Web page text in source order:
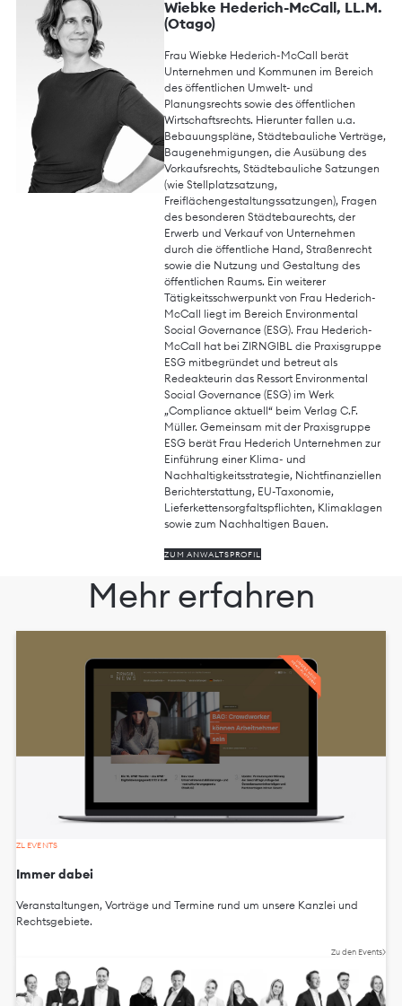
Wiebke Hederich-McCall, LL.M.
(Otago)
Frau Wiebke Hederich-McCall berät
Unternehmen und Kommunen im Bereich
des öffentlichen Umwelt- und
Planungsrechts sowie des öffentlichen
Wirtschaftsrechts. Hierunter fallen u.a.
Bebauungspläne, Städtebauliche Verträge,
Baugenehmigungen, die Ausübung des
Vorkaufsrechts, Städtebauliche Satzungen
(wie Stellplatzsatzung,
Freiflächengestaltungssatzungen), Fragen
des besonderen Städtebaurechts, der
Erwerb und Verkauf von Unternehmen
durch die öffentliche Hand, Straßenrecht
sowie die Nutzung und Gestaltung des
öffentlichen Raums. Ein weiterer
Tätigkeitsschwerpunkt von Frau Hederich-
McCall liegt im Bereich Environmental
Social Governance (ESG). Frau Hederich-
McCall hat bei ZIRNGIBL die Praxisgruppe
ESG mitbegründet und betreut als
Redeakteurin das Ressort Environmental
Social Governance (ESG) im Werk
„Compliance aktuell“ beim Verlag C.F.
Müller. Gemeinsam mit der Praxisgruppe
ESG berät Frau Hederich Unternehmen zur
Einführung einer Klima- und
Nachhaltigkeitsstrategie, Nichtfinanziellen
Berichterstattung, EU-Taxonomie,
Lieferkettensorgfaltspflichten, Klimaklagen
sowie zum Nachhaltigen Bauen.
ZUM ANWALTSPROFIL
Mehr erfahren
ZL EVENTS
Immer dabei
Veranstaltungen, Vorträge und Termine rund um unsere Kanzlei und
Rechtsgebiete.
Zu den Events